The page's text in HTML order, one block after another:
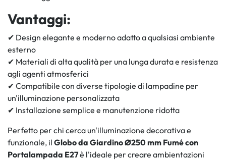
Vantaggi:
✔ Design elegante e moderno adatto a qualsiasi ambiente
esterno
✔ Materiali di alta qualità per una lunga durata e resistenza
agli agenti atmosferici
✔ Compatibile con diverse tipologie di lampadine per
un'illuminazione personalizzata
✔ Installazione semplice e manutenzione ridotta
Perfetto per chi cerca un'illuminazione decorativa e
funzionale, il Globo da Giardino Ø250 mm Fumé con
Portalampada E27è l'ideale per creare ambientazioni